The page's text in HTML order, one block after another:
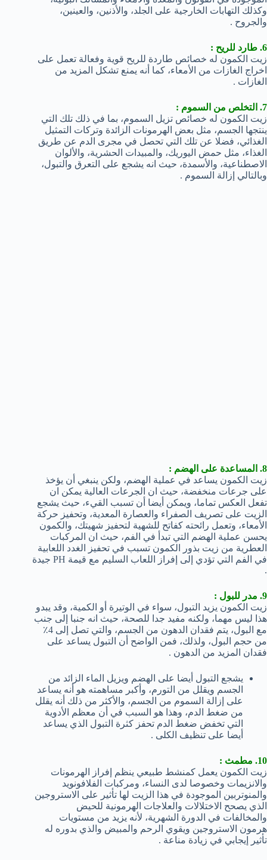
وكذلك التهابات الخارجية على الجلد، والأذنين، والعينين،
والجروح .
6. طارد للريح :
زيت الكمون له خصائص طاردة للريح قوية وفعالة تعمل على
اخراج الغازات من الأمعاء، كما أنه يمنع تشكل المزيد من
الغازات .
7. التخلص من السموم :
زيت الكمون له خصائص تزيل السموم، بما في ذلك تلك التي
ينتجها الجسم، مثل بعض الهرمونات الزائدة وتركات التمثيل
الغذائي، فضلا عن تلك التي تحصل في مجرى الدم عن طريق
الغذاء، مثل حمض اليوريك، والمبيدات الحشرية، والألوان
الاصطناعية، والأسمدة، حيث انه يشجع على التعرق والتبول،
وبالتالي إزالة السموم .
8. المساعدة على الهضم :
زيت الكمون يساعد في عملية الهضم، ولكن ينبغي أن يؤخذ
على جرعات منخفضة، حيث ان الجرعات العالية يمكن ان
تفعل العكس تماما، ويمكن أيضا أن تسبب القيء، حيث يشجع
الزيت على تصريف الصفراء والعصارة المعدية، وتحفيز حركة
الأمعاء، وتعمل رائحته كفاتح للشهية لتحفيز شهيتك، والكمون
يحسن عملية الهضم التي تبدأ في الفم، حيث ان المركبات
العطرية من زيت بذور الكمون تسبب في تحفيز الغدد اللعابية
في الفم التي تؤدي إلى إفراز اللعاب السليم مع قيمة PH جيدة
.
9. مدر للبول :
زيت الكمون يزيد التبول، سواء في الوتيرة أو الكمية، وقد يبدو
هذا ليس مهما، ولكنه مفيد جدا للصحة، حيث انه جنبا إلى جنب
مع البول، يتم فقدان الدهون من الجسم، والتي تصل إلى 4٪
من حجم البول، ولذلك، فمن الواضح أن التبول يساعد على
فقدان المزيد من الدهون .
يشجع التبول أيضا على الهضم ويزيل الماء الزائد من
الجسم ويقلل من التورم، وأكبر مساهمته هو أنه يساعد
على إزالة السموم من الجسم، والأكثر من ذلك أنه يقلل
من ضغط الدم، وهذا هو السبب في أن معظم الأدوية
التي تخفض ضغط الدم تحفز كثرة التبول الذي يساعد
أيضا على تنظيف الكلى .
10. مطمث :
زيت الكمون يعمل كمنشط طبيعي ينظم إفراز الهرمونات
والانزيمات وخصوصا لدى النساء، ومركبات الفلافونويد
والمنوتربين الموجودة في هذا الزيت لها تأثير على الاستروجين
الذي يصحح الاختلالات والعلاجات الهرمونية للحيض
والمخالفات في الدورة الشهرية، لأنه يزيد من مستويات
هرمون الاستروجين ويقوي الرحم والمبيض والذي بدوره له
تأثير إيجابي في زيادة مناعة .